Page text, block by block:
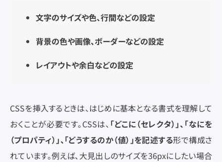
文字のサイズや色、行間などの設定
背景の色や画像、ボーダーなどの設定
レイアウトや余白などの設定
CSSを挿入するときは、はじめに基本となる書式を理解して
おくことが必要です。CSSは、 「どこに（セレクタ）」、「なにを
（プロパティ）」、「どうするのか（値）」を記述する形で構成さ
れています。例えば、大見出しのサイズを36pxにしたい場合